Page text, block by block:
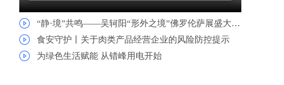
“静·境”共鸣——吴轲阳“形外之境”佛罗伦萨展盛大开幕
食安守护丨关于肉类产品经营企业的风险防控提示
为绿色生活赋能 从错峰用电开始